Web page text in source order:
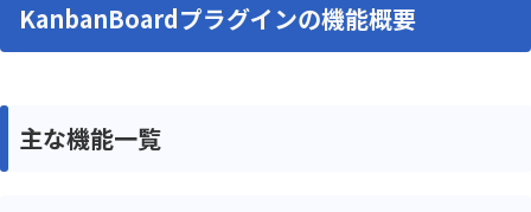
KanbanBoardプラグインの機能概要
主な機能一覧